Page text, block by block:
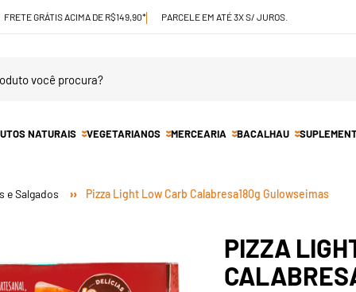
FRETE GRÁTIS ACIMA DE R$149,90* PARCELE EM ATÉ 3X S/ JUROS.
NATURAIS VEGETARIANOS MERCEARIA BACALHAU
e Salgados Pizza Light Low Carb Calabresa180g Gulowseimas
PIZZA